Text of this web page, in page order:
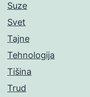
Suze
Svet
Tajne
Tehnologija
Tišina
Trud